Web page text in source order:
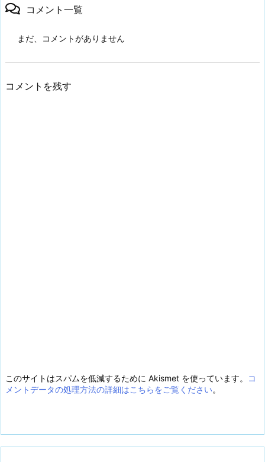
コメント一覧
まだ、コメントがありません
コメントを残す
このサイトはスパムを低減するために Akismet を使っています。
コ
メントデータの処理方法の詳細はこちらをご覧ください。